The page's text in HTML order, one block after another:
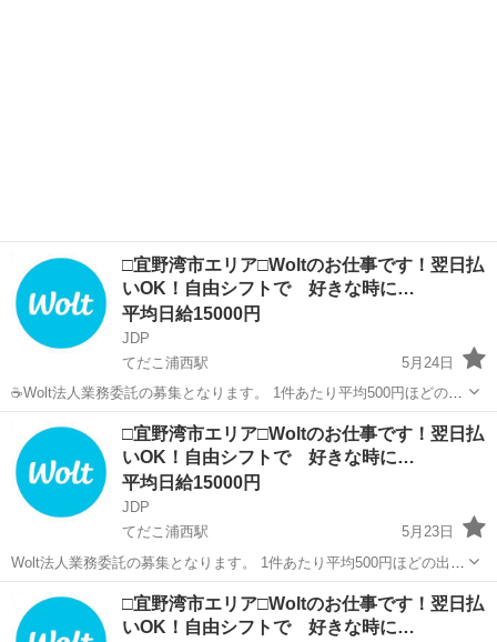
□宜野湾市エリア□Woltのお仕事です！翌日払
いOK！自由シフトで 好きな時に…
平均日給15000円
JDP
てだこ浦西駅
5月24日
☕Wolt法人業務委託の募集となります。 1件あたり平均500円ほどの出
来高報酬制となります。 お届け範囲が片道10分程度のデリバリーばか
りです。 短時間でたくさんの件数を配達したい方にも、近所で気軽
に...
宜野湾市 てだこ浦西駅 貨物
□宜野湾市エリア□Woltのお仕事です！翌日払
いOK！自由シフトで 好きな時に…
平均日給15000円
JDP
てだこ浦西駅
5月23日
Wolt法人業務委託の募集となります。 1件あたり平均500円ほどの出来
高報酬制となります。 お届け範囲が片道10分程度のデリバリーばかり
です。 短時間でたくさんの件数を配達したい方にも、近所で気軽に
配...
宜野湾市 てだこ浦西駅 貨物
□宜野湾市エリア□Woltのお仕事です！翌日払
いOK！自由シフトで 好きな時に…